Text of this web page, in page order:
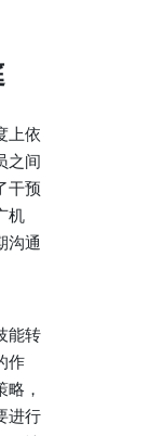
上依
之间
干预
机
沟通
能转
作
，
进行